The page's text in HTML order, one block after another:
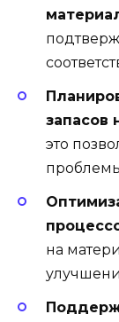
запасов
это
на